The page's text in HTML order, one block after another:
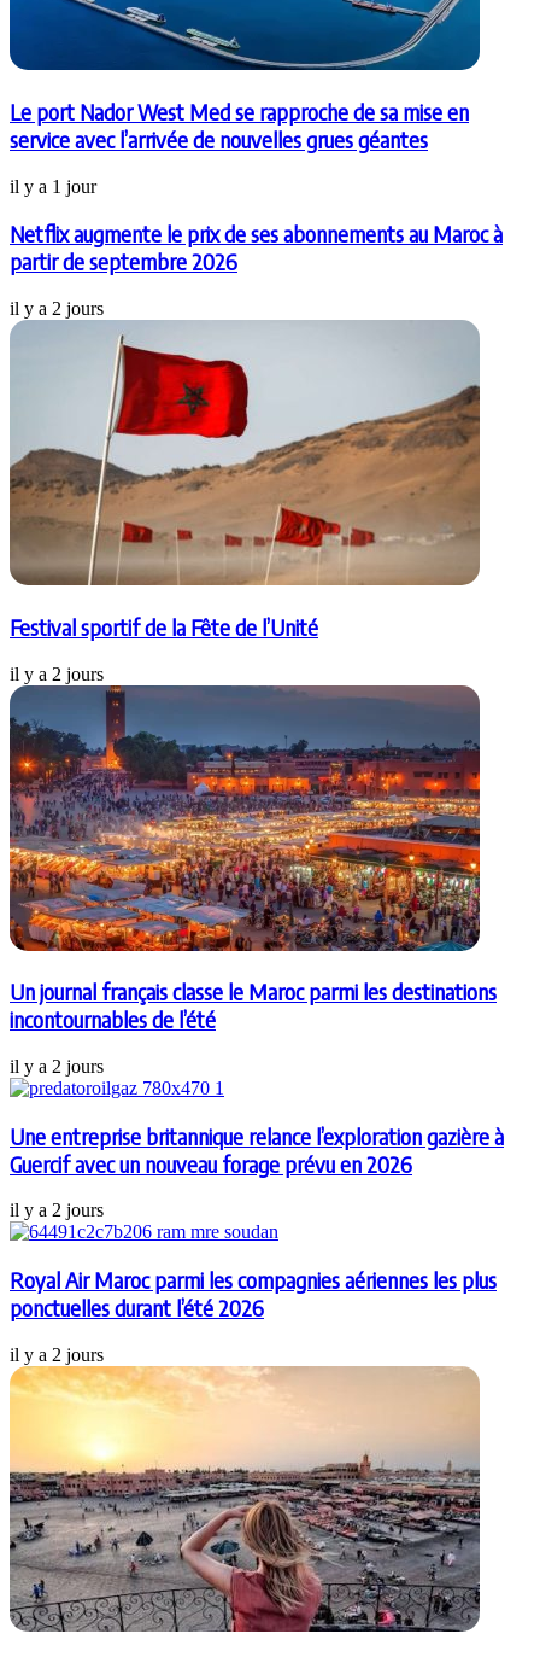
Le port Nador West Med se rapproche de sa mise en
service avec l’arrivée de nouvelles grues géantes
il y a 1 jour
Netflix augmente le prix de ses abonnements au Maroc à
partir de septembre 2026
il y a 2 jours
Festival sportif de la Fête de l’Unité
il y a 2 jours
Un journal français classe le Maroc parmi les destinations
incontournables de l’été
il y a 2 jours
Une entreprise britannique relance l’exploration gazière à
Guercif avec un nouveau forage prévu en 2026
il y a 2 jours
Royal Air Maroc parmi les compagnies aériennes les plus
ponctuelles durant l’été 2026
il y a 2 jours